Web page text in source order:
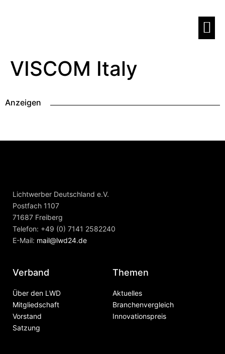
VISCOM Italy
Anzeigen
Lichtwerber Deutschland e.V.
Postfach 1107
71687 Freiberg
Telefon: +49 (0) 7141 2582240
E-Mail: mail@lwd24.de
Verband
Über den LWD
Mitgliedschaft
Vorstand
Satzung
Themen
Aktuelles
Branchenvergleich
Innovationspreis